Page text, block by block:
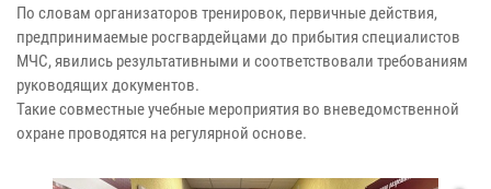
По словам организаторов тренировок, первичные действия,
предпринимаемые росгвардейцами до прибытия специалистов
МЧС, явились результативными и соответствовали требованиям
руководящих документов.
Такие совместные учебные мероприятия во вневедомственной
охране проводятся на регулярной основе.